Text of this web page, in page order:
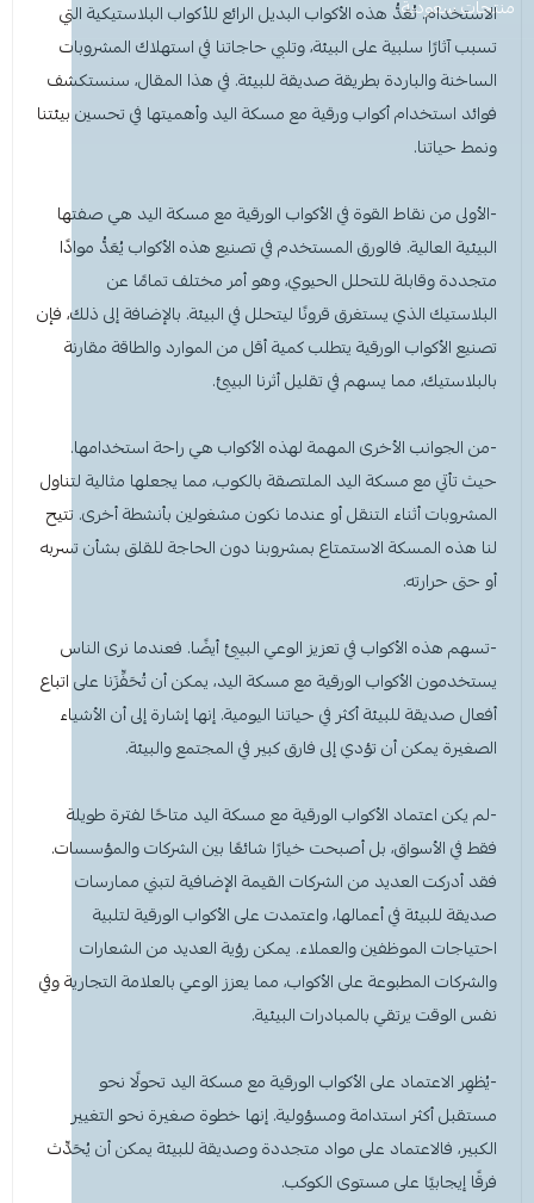
معطر جو
أخرى
قبعة الشيف
مريلة مطبخ
منشفه مايكروفايبر
قصدير ورول تغليف
سفره واكياس نفايات
ملاعق وشوك وسكاكين
حامل اكواب
مزاز واعود تحريك
مكنسة يد
قشاطة
ممسحه
سلة نفايات
عربة تنظيف
عصا ممسحه
منظفات اليدين
منظفات دورة مياه
معطر ومنعم ملابس
مزيل بقع وملمع
مزيل دهون
منظف زجاج ومتعدد الاستخدام
مزاز واعواد تحريك
عرض الكل
قفازات
كمامات
غطاء ذراع
قبعة الشيف
مريله مطبخ
ادوات عناية
عرض الكل
لوشن وكريم
معقم
معجون اسنان
منشفه استخدام مرة واحدة
شامبو اطفال
كولونيا
بودرة اطفال
عرض الكل
شمعة تسخين الطعام
الحطب
منتجات سعودية
الاستخدام. تُعَدُّ هذه الأكواب البديل الرائع للأكواب البلاستيكية التي
تسبب آثارًا سلبية على البيئة، وتلبي حاجاتنا في استهلاك المشروبات
الساخنة والباردة بطريقة صديقة للبيئة. في هذا المقال، سنستكشف
فوائد استخدام أكواب ورقية مع مسكة اليد وأهميتها في تحسين بيئتنا
ونمط حياتنا.
-الأولى من نقاط القوة في الأكواب الورقية مع مسكة اليد هي صفتها
البيئية العالية. فالورق المستخدم في تصنيع هذه الأكواب يُعَدُّ موادًا
متجددة وقابلة للتحلل الحيوي، وهو أمر مختلف تمامًا عن
البلاستيك الذي يستغرق قرونًا ليتحلل في البيئة. بالإضافة إلى ذلك، فإن
تصنيع الأكواب الورقية يتطلب كمية أقل من الموارد والطاقة مقارنة
بالبلاستيك، مما يسهم في تقليل أثرنا البيئي.
-من الجوانب الأخرى المهمة لهذه الأكواب هي راحة استخدامها.
حيث تأتي مع مسكة اليد الملتصقة بالكوب، مما يجعلها مثالية لتناول
المشروبات أثناء التنقل أو عندما نكون مشغولين بأنشطة أخرى. تتيح
لنا هذه المسكة الاستمتاع بمشروبنا دون الحاجة للقلق بشأن تسربه
أو حتى حرارته.
-تسهم هذه الأكواب في تعزيز الوعي البيئي أيضًا. فعندما نرى الناس
يستخدمون الأكواب الورقية مع مسكة اليد، يمكن أن تُحَفِّزَنا على اتباع
أفعال صديقة للبيئة أكثر في حياتنا اليومية. إنها إشارة إلى أن الأشياء
الصغيرة يمكن أن تؤدي إلى فارق كبير في المجتمع والبيئة.
-لم يكن اعتماد الأكواب الورقية مع مسكة اليد متاحًا لفترة طويلة
فقط في الأسواق، بل أصبحت خيارًا شائعًا بين الشركات والمؤسسات.
فقد أدركت العديد من الشركات القيمة الإضافية لتبني ممارسات
صديقة للبيئة في أعمالها، واعتمدت على الأكواب الورقية لتلبية
احتياجات الموظفين والعملاء. يمكن رؤية العديد من الشعارات
والشركات المطبوعة على الأكواب، مما يعزز الوعي بالعلامة التجارية وفي
نفس الوقت يرتقي بالمبادرات البيئية.
-يُظهِر الاعتماد علىالأكواب الورقية مع مسكة اليد تحولًا نحو
مستقبل أكثر استدامة ومسؤولية. إنها خطوة صغيرة نحو التغيير
الكبير، فالاعتماد على مواد متجددة وصديقة للبيئة يمكن أن يُحَدِّث
فرقًا إيجابيًا على مستوى الكوكب.